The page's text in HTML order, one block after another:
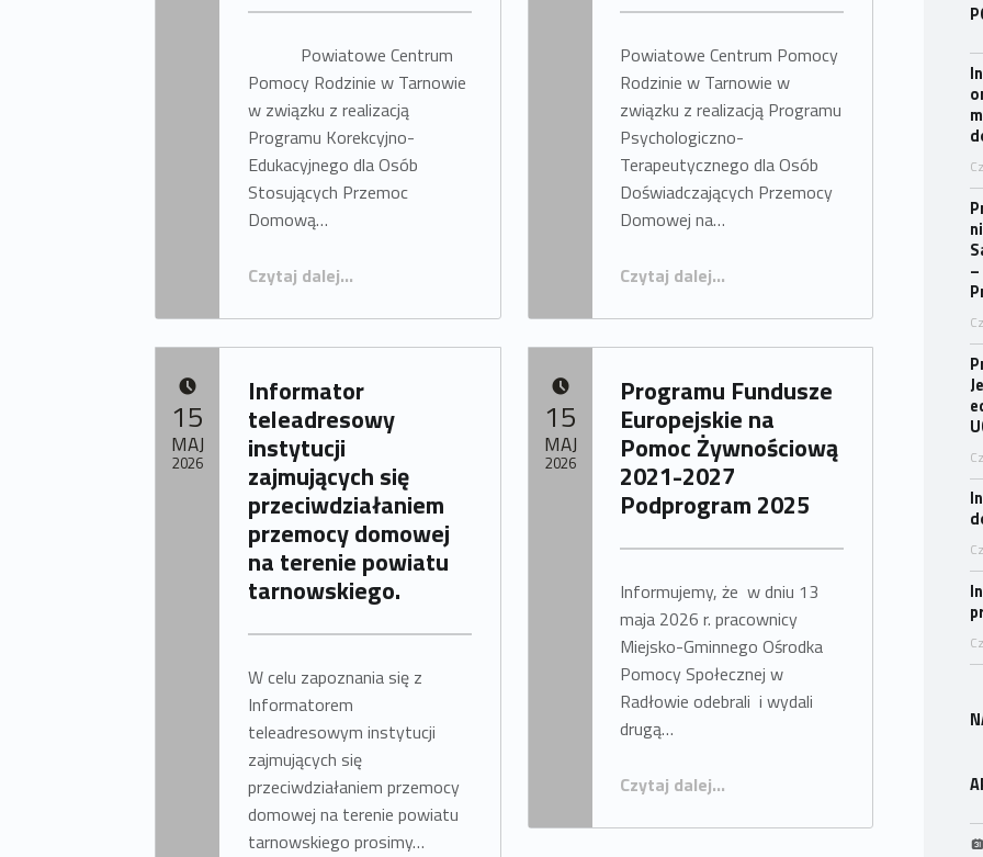
Powiatowe Centrum
Pomocy Rodzinie w Tarnowie
w związku z realizacją
Programu Korekcyjno-
Edukacyjnego dla Osób
Stosujących Przemoc
Domową…
Czytaj dalej“Informacja dla osób stosujących przemoc domową”
…
Powiatowe Centrum Pomocy
Rodzinie w Tarnowie w
związku z realizacją Programu
Psychologiczno-
Terapeutycznego dla Osób
Doświadczających Przemocy
Domowej na…
Czytaj dalej…
Informator
teleadresowy
instytucji
zajmujących się
przeciwdziałaniem
przemocy domowej
na terenie powiatu
tarnowskiego.
W celu zapoznania się z
Informatorem
teleadresowym instytucji
zajmujących się
przeciwdziałaniem przemocy
domowej na terenie powiatu
tarnowskiego prosimy…
DODANO:
15
MAJ
2026
Programu Fundusze
Europejskie na
Pomoc Żywnościową
2021-2027
Podprogram 2025
Informujemy, że w dniu 13
maja 2026 r. pracownicy
Miejsko-Gminnego Ośrodka
Pomocy Społecznej w
Radłowie odebrali i wydali
drugą…
Czytaj dalej…
DODANO:
15
MAJ
2026